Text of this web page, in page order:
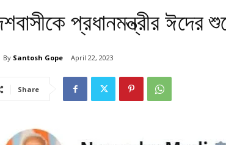
প্রধানমন্ত্রীর ঈদের
By Santosh Gope April 22, 2023
Share